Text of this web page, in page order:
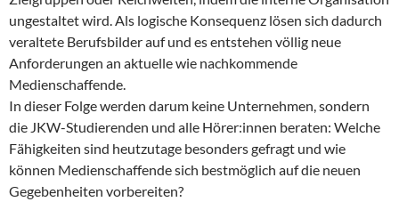
ungestaltet wird. Als logische Konsequenz lösen sich dadurch
veraltete Berufsbilder auf und es entstehen völlig neue
Anforderungen an aktuelle wie nachkommende
Medienschaffende.
In dieser Folge werden darum keine Unternehmen, sondern
die JKW-Studierenden und alle Hörer:innen beraten: Welche
Fähigkeiten sind heutzutage besonders gefragt und wie
können Medienschaffende sich bestmöglich auf die neuen
Gegebenheiten vorbereiten?